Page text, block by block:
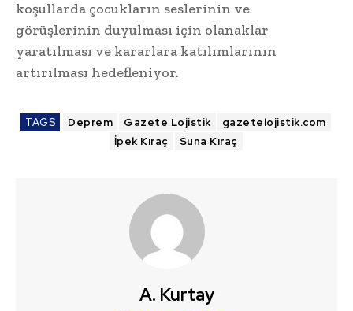
koşullarda çocukların seslerinin ve
görüşlerinin duyulması için olanaklar
yaratılması ve kararlara katılımlarının
artırılması hedefleniyor.
TAGS Deprem Gazete Lojistik
gazetelojistik.com
İpek Kıraç
Suna Kıraç
A. Kurtay